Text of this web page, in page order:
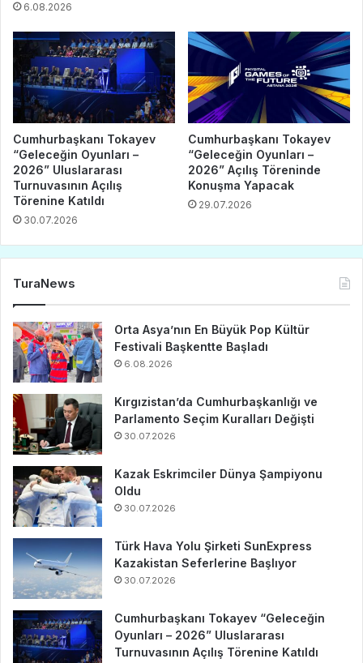
6.08.2026
Cumhurbaşkanı Tokayev
“Geleceğin Oyunları –
2026” Uluslararası
Turnuvasının Açılış
Törenine Katıldı
30.07.2026
Cumhurbaşkanı Tokayev
“Geleceğin Oyunları –
2026” Açılış Töreninde
Konuşma Yapacak
29.07.2026
TuraNews
Orta Asya’nın En Büyük Pop Kültür
Festivali Başkentte Başladı
6.08.2026
Kırgızistan’da Cumhurbaşkanlığı ve
Parlamento Seçim Kuralları Değişti
30.07.2026
Kazak Eskrimciler Dünya Şampiyonu
Oldu
30.07.2026
Türk Hava Yolu Şirketi SunExpress
Kazakistan Seferlerine Başlıyor
30.07.2026
Cumhurbaşkanı Tokayev “Geleceğin
Oyunları – 2026” Uluslararası
Turnuvasının Açılış Törenine Katıldı